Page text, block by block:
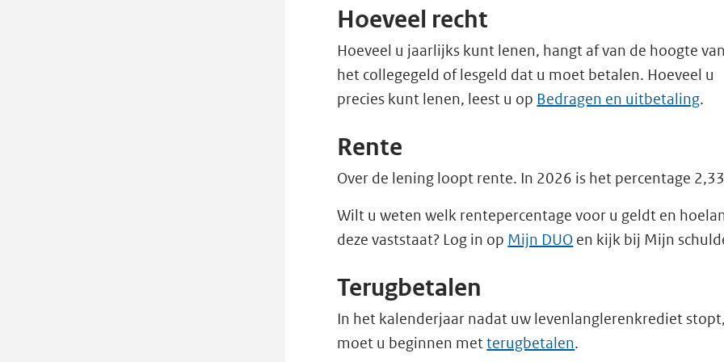
Hoeveel recht
Hoeveel u jaarlijks kunt lenen, hangt af van de hoogte van
het collegegeld of lesgeld dat u moet betalen. Hoeveel u
precies kunt lenen, leest u op Bedragen en uitbetaling.
Rente
Over de lening loopt rente. In 2026 is het percentage
Wilt u weten welk rentepercentage voor u geldt en
deze vaststaat? Log in op Mijn DUO en kijk bij Mijn
Terugbetalen
In het kalenderjaar nadat uw levenlanglerenkrediet stopt,
moet u beginnen metterugbetalen.